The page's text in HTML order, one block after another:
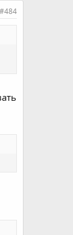
#484